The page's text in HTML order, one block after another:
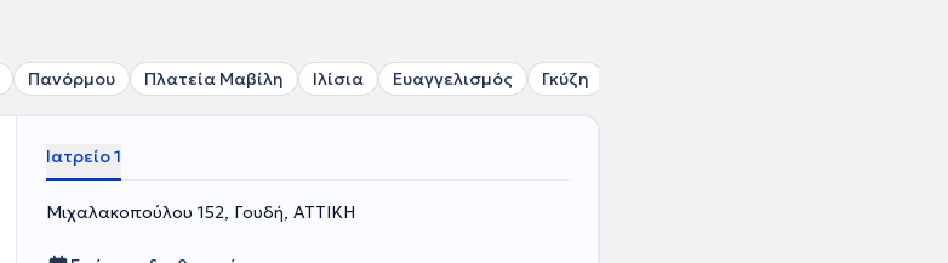
Πανόρμου Πλατεία Μαβίλη Ιλίσια Ευαγγελισμός Γκύζη
Ιατρείο 1
Μιχαλακοπούλου 152, Γουδή, ΑΤΤΙΚΗ